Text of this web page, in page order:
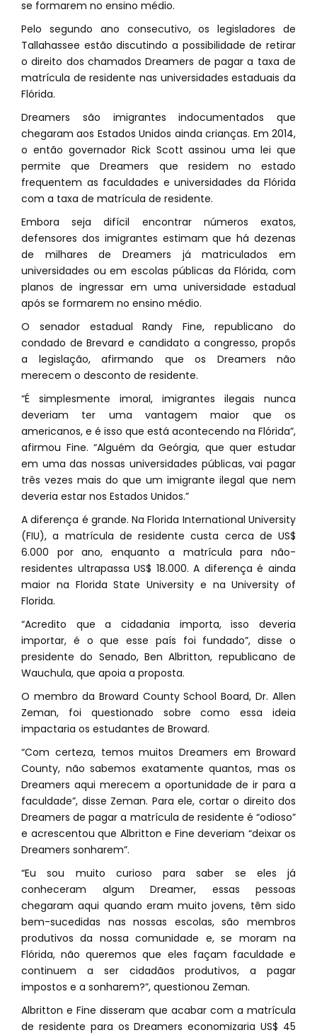
se formarem no ensino médio.
Pelo segundo ano consecutivo, os legisladores de
Tallahassee estão discutindo a possibilidade de retirar
o direito dos chamados Dreamers de pagar a taxa de
matrícula de residente nas universidades estaduais da
Flórida.
Dreamers são imigrantes indocumentados que
chegaram aos Estados Unidos ainda crianças. Em 2014,
o então governador Rick Scott assinou uma lei que
permite que Dreamers que residem no estado
frequentem as faculdades e universidades da Flórida
com a taxa de matrícula de residente.
Embora seja difícil encontrar números exatos,
defensores dos imigrantes estimam que há dezenas
de milhares de Dreamers já matriculados em
universidades ou em escolas públicas da Flórida, com
planos de ingressar em uma universidade estadual
após se formarem no ensino médio.
O senador estadual Randy Fine, republicano do
condado de Brevard e candidato a congresso, propôs
a legislação, afirmando que os Dreamers não
merecem o desconto de residente.
“É simplesmente imoral, imigrantes ilegais nunca
deveriam ter uma vantagem maior que os
americanos, e é isso que está acontecendo na Flórida”,
afirmou Fine. “Alguém da Geórgia, que quer estudar
em uma das nossas universidades públicas, vai pagar
três vezes mais do que um imigrante ilegal que nem
deveria estar nos Estados Unidos.”
A diferença é grande. Na Florida International University
(FIU), a matrícula de residente custa cerca de US$
6.000 por ano, enquanto a matrícula para não-
residentes ultrapassa US$ 18.000. A diferença é ainda
maior na Florida State University e na University of
Florida.
“Acredito que a cidadania importa, isso deveria
importar, é o que esse país foi fundado”, disse o
presidente do Senado, Ben Albritton, republicano de
Wauchula, que apoia a proposta.
O membro da Broward County School Board, Dr. Allen
Zeman, foi questionado sobre como essa ideia
impactaria os estudantes de Broward.
“Com certeza, temos muitos Dreamers em Broward
County, não sabemos exatamente quantos, mas os
Dreamers aqui merecem a oportunidade de ir para a
faculdade”, disse Zeman. Para ele, cortar o direito dos
Dreamers de pagar a matrícula de residente é “odioso”
e acrescentou que Albritton e Fine deveriam “deixar os
Dreamers sonharem”.
“Eu sou muito curioso para saber se eles já
conheceram algum Dreamer, essas pessoas
chegaram aqui quando eram muito jovens, têm sido
bem-sucedidas nas nossas escolas, são membros
produtivos da nossa comunidade e, se moram na
Flórida, não queremos que eles façam faculdade e
continuem a ser cidadãos produtivos, a pagar
impostos e a sonharem?”, questionou Zeman.
Albritton e Fine disseram que acabar com a matrícula
de residente para os Dreamers economizaria US$ 45